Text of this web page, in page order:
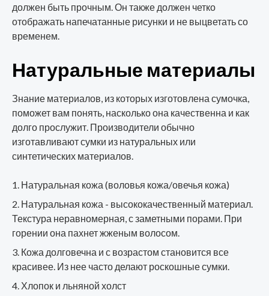
должен быть прочным. Он также должен четко
отображать напечатанные рисунки и не выцветать со
временем.
Натуральные материалы
Знание материалов, из которых изготовлена сумочка,
поможет вам понять, насколько она качественна и как
долго прослужит. Производители обычно
изготавливают сумки из натуральных или
синтетических материалов.
Натуральная кожа (воловья кожа/овечья кожа)
Натуральная кожа - высококачественный материал.
Текстура неравномерная, с заметными порами. При
горении она пахнет жженым волосом.
Кожа долговечна и с возрастом становится все
красивее. Из нее часто делают роскошные сумки.
Хлопок и льняной холст